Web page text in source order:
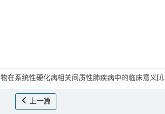
在系统性硬化病相关间质性肺疾病中的临床意义[J].
上一篇